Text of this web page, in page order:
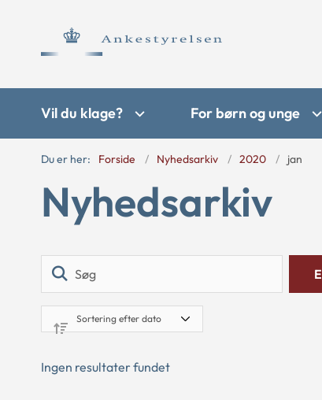
Vil du klage? For børn og unge
Du er her: Forside Nyhedsarkiv 2020 jan
Nyhedsarkiv
Ingen resultater fundet